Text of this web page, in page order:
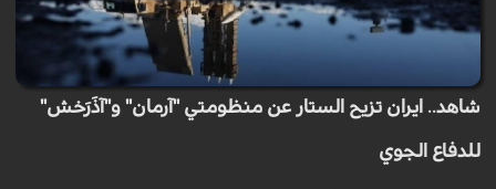
شاهد.. ايران تزيح الستار عن منظومتي "آرمان" و"آذَرَخش"
للدفاع الجوي